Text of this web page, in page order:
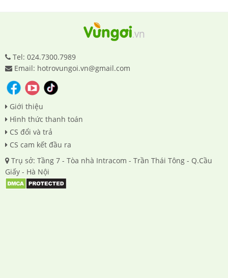
Tel: 024.7300.7989
Email: hotrovungoi.vn@gmail.com
Giới thiệu
Hình thức thanh toán
CS đổi và trả
CS cam kết đầu ra
Trụ sở: Tầng 7 - Tòa nhà Intracom - Trần Thái Tông - Q.Cầu
Giấy - Hà Nội